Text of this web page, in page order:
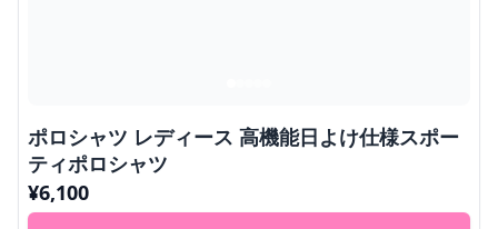
ポロシャツ レディース 高機能日よけ仕様スポー
ティポロシャツ
¥6,100